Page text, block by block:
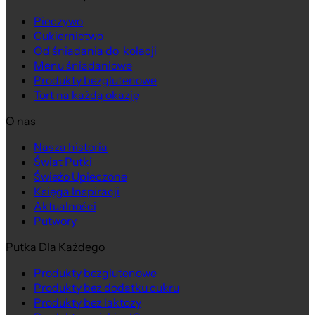
Pieczywo
Cukiernictwo
Od śniadania do kolacji
Menu śniadaniowe
Produkty bezglutenowe
Tort na każdą okazję
O nas
Nasza historia
Świat Putki
Świeżo Upieczone
Księga Inspiracji
Aktualności
Putwory
Putka Dla Każdego
Produkty bezglutenowe
Produkty bez dodatku cukru
Produkty bez laktozy